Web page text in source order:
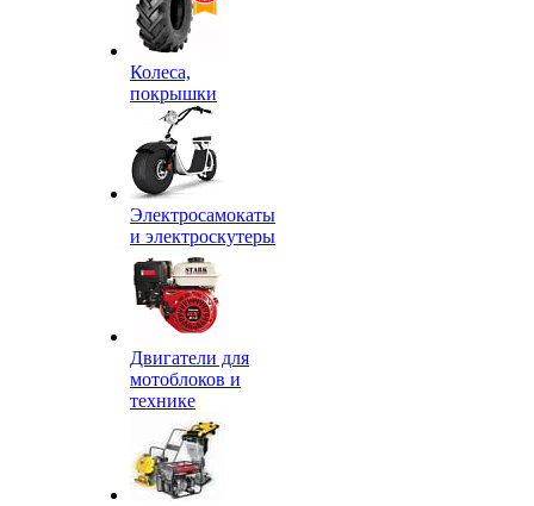
Колеса,
покрышки
Электросамокаты
и электроскутеры
Двигатели для
мотоблоков и
технике